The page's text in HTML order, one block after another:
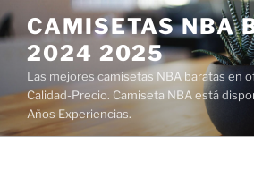
Saltar
al
contenido
CAMISETAS NBA
2024 2025
Las mejores camisetas NBA baratas en
Calidad-Precio. Camiseta NBA está
Años Experiencias.